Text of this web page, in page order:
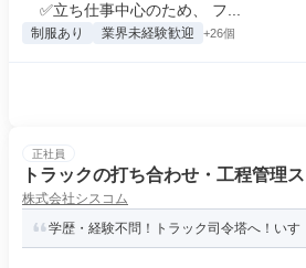
✅立ち仕事中心のため、 フ...
制服あり 業界未経験歓迎 +26個
正社員
トラックの打ち合わせ・工程管理
株式会社シスコム
学歴・経験不問！トラック司令塔へ！いす